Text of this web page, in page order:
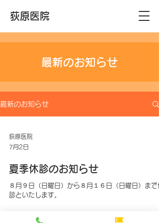
荻原医院
最新のお知らせ
最新のお知らせ
荻原医院
7月2日
夏季休診のお知らせ
８月９日（日曜日）から８月１６日（日曜日）まで
診といたします。